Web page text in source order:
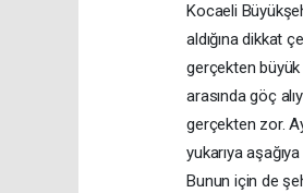
Kocaeli
aldığına dikkat
gerçekten
arasında göç
gerçekten zor.
yukarıya
Bunun için de